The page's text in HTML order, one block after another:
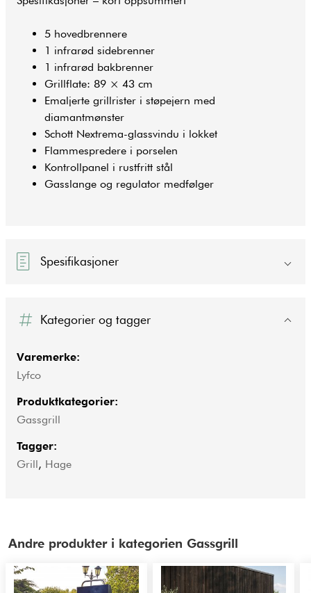
5 hovedbrennere
1 infrarød sidebrenner
1 infrarød bakbrenner
Grillflate: 89 × 43 cm
Emaljerte grillrister i støpejern med
diamantmønster
Schott Nextrema-glassvindu i lokket
Flammespredere i porselen
Kontrollpanel i rustfritt stål
Gasslange og regulator medfølger
Spesifikasjoner
Kategorier og tagger
Varemerke:
Lyfco
Produktkategorier:
Gassgrill
Tagger:
Grill, Hage
Andre produkter i kategorien Gassgrill